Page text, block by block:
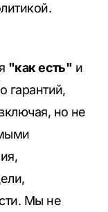
"как есть" и
гарантий,
но не
Мы не